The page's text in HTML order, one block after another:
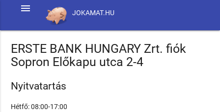
JOKAMAT.HU
menu
ERSTE BANK HUNGARY Zrt. fiók
Sopron Előkapu utca 2-4
Nyitvatartás
Hétfő: 08:00-17:00